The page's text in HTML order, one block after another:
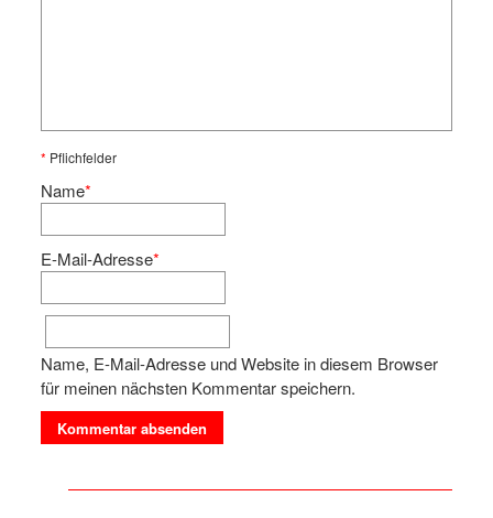
* Pflichfelder
Name*
E-Mail-Adresse*
Name, E-Mail-Adresse und Website in diesem Browser
für meinen nächsten Kommentar speichern.